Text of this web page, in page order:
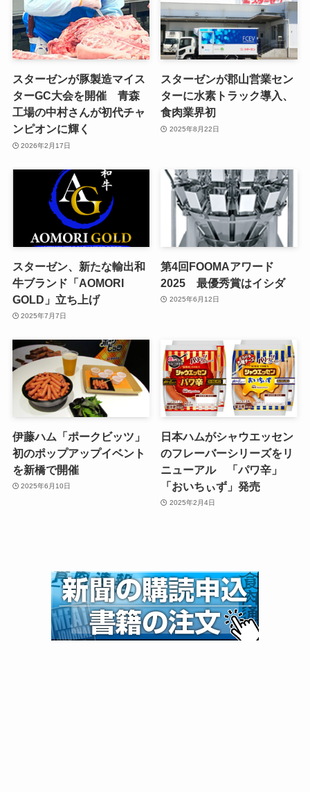
スターゼンが豚製造マイス
ターGC大会を開催 青森
工場の中村さんが初代チャ
ンピオンに輝く
2026年2月17日
スターゼンが郡山営業セン
ターに水素トラック導入、
食肉業界初
2025年8月22日
スターゼン、新たな輸出和
牛ブランド「AOMORI
GOLD」立ち上げ
2025年7月7日
第4回FOOMAアワード
2025 最優秀賞はイシダ
2025年6月12日
伊藤ハム「ポークビッツ」
初のポップアップイベント
を新橋で開催
2025年6月10日
日本ハムがシャウエッセン
のフレーバーシリーズをリ
ニューアル 「パワ辛」
「おいちぃず」発売
2025年2月4日